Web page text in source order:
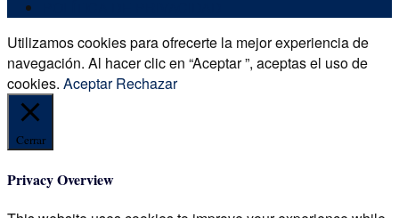
Utilizamos cookies para ofrecerte la mejor experiencia de
navegación. Al hacer clic en “Aceptar ”, aceptas el uso de
cookies. Aceptar Rechazar
Cerrar
Privacy Overview